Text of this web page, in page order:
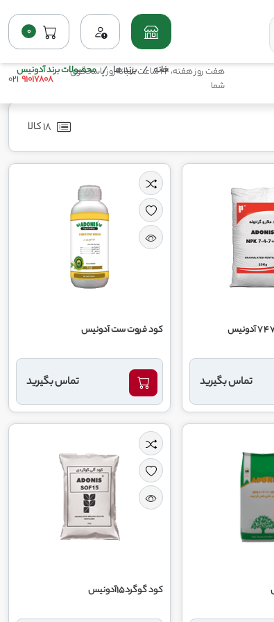
0
هفت روز هفته، 24 ساعت شبانه‌روز پاسخگوی
شما
91017808
021
خانه برند ها محصولات برند آدونیس
18 کالا
تماس بگیرید
کود فروت ست آدونیس
تماس بگیرید
کود گوگرد15آدونیس